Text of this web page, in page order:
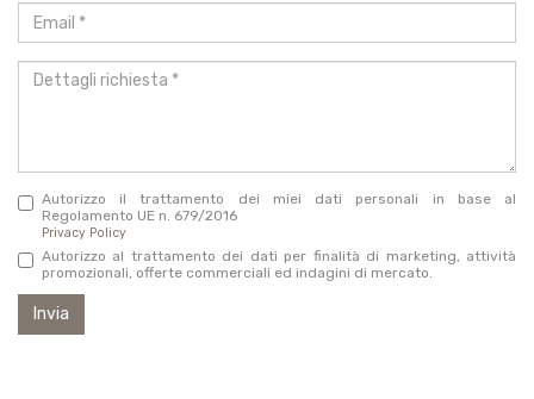
Email
Dettagli
richiesta
Autorizzo il trattamento dei miei dati personali in base al
Regolamento UE n. 679/2016
Privacy Policy
Autorizzo al trattamento dei dati per finalità di marketing, attività
promozionali, offerte commerciali ed indagini di mercato.
Invia